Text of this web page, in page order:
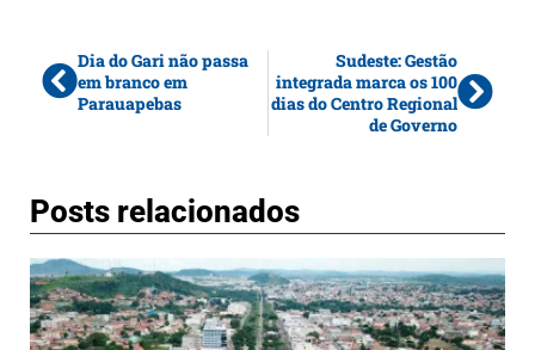
Dia do Gari não passa
em branco em
Parauapebas
Sudeste: Gestão
integrada marca os 100
dias do Centro Regional
de Governo
Posts relacionados